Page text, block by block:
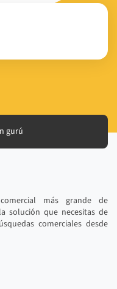
gurú
más grande de
solución que necesitas de
comerciales desde